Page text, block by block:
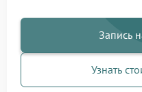
Запись
Узнать